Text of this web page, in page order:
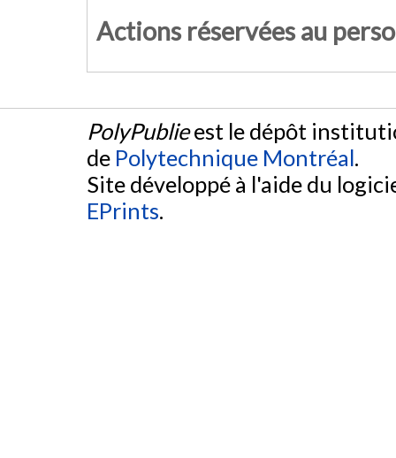
Actions réservées au
PolyPublieest le dépôt
de Polytechnique Montréal.
Site développé à l'aide du
EPrints.